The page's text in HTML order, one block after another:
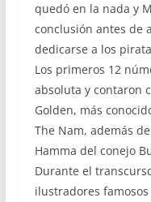
quedó en la nada y
conclusión antes de
dedicarse a los
Los primeros 12
absoluta y contaron
Golden, más
The Nam, además
Hamma del conejo
Durante el
ilustradores